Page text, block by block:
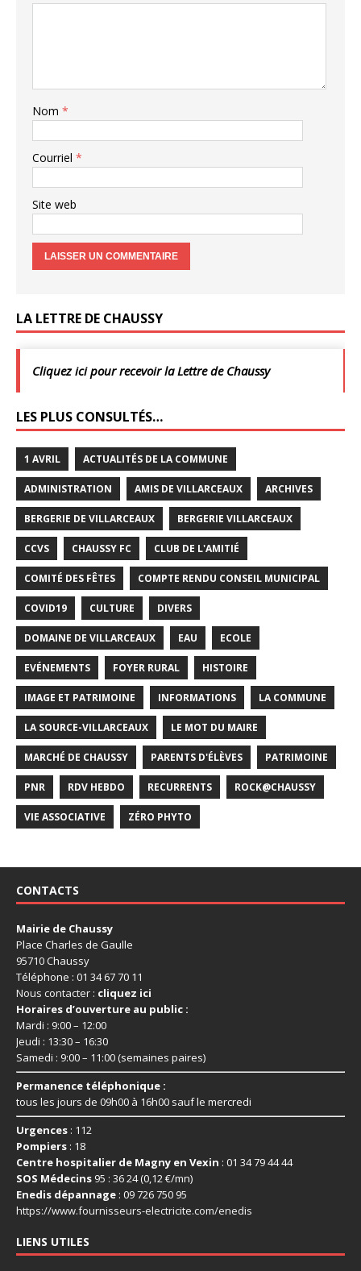
Nom *
Courriel *
Site web
LA LETTRE DE CHAUSSY
Cliquez ici pour recevoir la Lettre de Chaussy
LES PLUS CONSULTÉS…
1 AVRIL ACTUALITÉS DE LA COMMUNE
ADMINISTRATION AMIS DE VILLARCEAUX ARCHIVES
BERGERIE DE VILLARCEAUX BERGERIE VILLARCEAUX
CCVS CHAUSSY FC CLUB DE L'AMITIÉ
COMITÉ DES FÊTES COMPTE RENDU CONSEIL MUNICIPAL
COVID19 CULTURE DIVERS
DOMAINE DE VILLARCEAUX EAU ECOLE
EVÉNEMENTS FOYER RURAL HISTOIRE
IMAGE ET PATRIMOINE INFORMATIONS LA COMMUNE
LA SOURCE-VILLARCEAUX LE MOT DU MAIRE
MARCHÉ DE CHAUSSY PARENTS D'ÉLÈVES PATRIMOINE
PNR RDV HEBDO RECURRENTS ROCK@CHAUSSY
VIE ASSOCIATIVE ZÉRO PHYTO
CONTACTS
Mairie de Chaussy
Place Charles de Gaulle
95710 Chaussy
Téléphone : 01 34 67 70 11
Nous contacter : cliquez ici
Horaires d’ouverture au public :
Mardi : 9:00 – 12:00
Jeudi : 13:30 – 16:30
Samedi : 9:00 – 11:00 (semaines paires)
Permanence téléphonique :
tous les jours de 09h00 à 16h00 sauf le mercredi
Urgences : 112
Pompiers : 18
Centre hospitalier de Magny en Vexin : 01 34 79 44 44
SOS Médecins 95 : 36 24 (0,12 €/mn)
Enedis dépannage : 09 726 750 95
https://www.fournisseurs-electricite.com/enedis
LIENS UTILES